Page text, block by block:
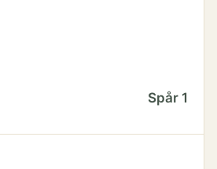
Spår 1